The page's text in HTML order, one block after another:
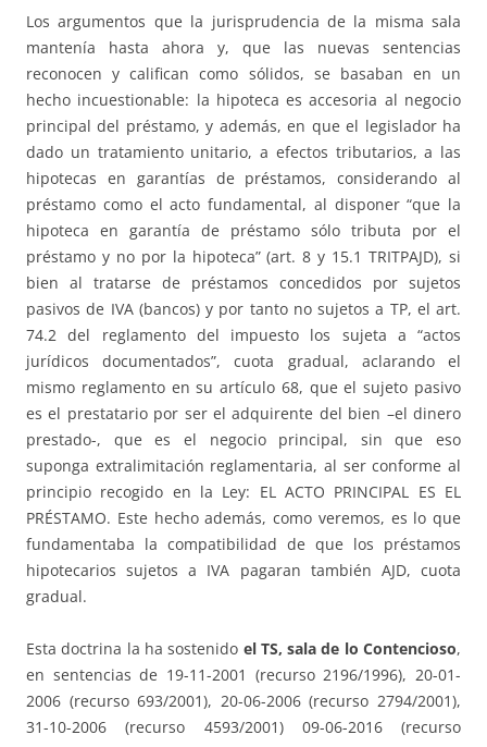
Los argumentos que la jurisprudencia de la misma sala
mantenía hasta ahora y, que las nuevas sentencias
reconocen y califican como sólidos, se basaban en un
hecho incuestionable: la hipoteca es accesoria al negocio
principal del préstamo, y además, en que el legislador ha
dado un tratamiento unitario, a efectos tributarios, a las
hipotecas en garantías de préstamos, considerando al
préstamo como el acto fundamental, al disponer “que la
hipoteca en garantía de préstamo sólo tributa por el
préstamo y no por la hipoteca” (art. 8 y 15.1 TRITPAJD), si
bien al tratarse de préstamos concedidos por sujetos
pasivos de IVA (bancos) y por tanto no sujetos a TP, el art.
74.2 del reglamento del impuesto los sujeta a “actos
jurídicos documentados”, cuota gradual, aclarando el
mismo reglamento en su artículo 68, que el sujeto pasivo
es el prestatario por ser el adquirente del bien –el dinero
prestado-, que es el negocio principal, sin que eso
suponga extralimitación reglamentaria, al ser conforme al
principio recogido en la Ley: EL ACTO PRINCIPAL ES EL
PRÉSTAMO. Este hecho además, como veremos, es lo que
fundamentaba la compatibilidad de que los préstamos
hipotecarios sujetos a IVA pagaran también AJD, cuota
gradual.
Esta doctrina la ha sostenido el TS, sala de lo Contencioso,
en sentencias de 19-11-2001 (recurso 2196/1996), 20-01-
2006 (recurso 693/2001), 20-06-2006 (recurso 2794/2001),
31-10-2006 (recurso 4593/2001) 09-06-2016 (recurso